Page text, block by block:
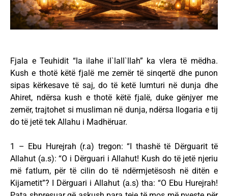
Fjala e Teuhidit “la ilahe il`lall`llah” ka vlera të mëdha.
Kush e thotë këtë fjalë me zemër të sinqertë dhe punon
sipas kërkesave të saj, do të ketë lumturi në dunja dhe
Ahiret, ndërsa kush e thotë këtë fjalë, duke gënjyer me
zemër, trajtohet si musliman në dunja, ndërsa llogaria e tij
do të jetë tek Allahu i Madhëruar.
1 – Ebu Hurejrah (r.a) tregon: “I thashë të Dërguarit të
Allahut (a.s): “O i Dërguari i Allahut! Kush do të jetë njeriu
më fatlum, për të cilin do të ndërmjetësosh në ditën e
Kijametit”? I Dërguari i Allahut (a.s) tha: “O Ebu Hurejrah!